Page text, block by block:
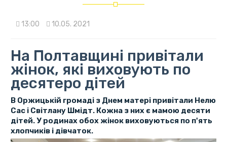
13:00 10.05. 2021
На Полтавщині привітали
жінок, які виховують по
десятеро дітей
В Оржицькій громаді з Днем матері привітали Нелю
Сас і Світлану Шмідт. Кожна з них є мамою десяти
дітей. У родинах обох жінок виховуються по п'ять
хлопчиків і дівчаток.